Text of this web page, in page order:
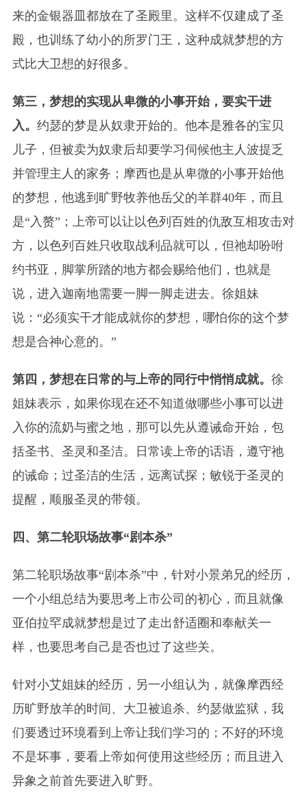
来的金银器皿都放在了圣殿里。这样不仅建成了圣
殿，也训练了幼小的所罗门王，这种成就梦想的方
式比大卫想的好很多。
第三，梦想的实现从卑微的小事开始，要实干进
入。 约瑟的梦是从奴隶开始的。他本是雅各的宝贝
儿子，但被卖为奴隶后却要学习伺候他主人波提乏
并管理主人的家务；摩西也是从卑微的小事开始他
的梦想，他逃到旷野牧养他岳父的羊群40年，而且
是“入赘”；上帝可以让以色列百姓的仇敌互相攻击对
方，以色列百姓只收取战利品就可以，但祂却吩咐
约书亚，脚掌所踏的地方都会赐给他们，也就是
说，进入迦南地需要一脚一脚走进去。徐姐妹
说：“必须实干才能成就你的梦想，哪怕你的这个梦
想是合神心意的。”
第四，梦想在日常的与上帝的同行中悄悄成就。 徐
姐妹表示，如果你现在还不知道做哪些小事可以进
入你的流奶与蜜之地，那可以先从遵诫命开始，包
括圣书、圣灵和圣洁。日常读上帝的话语，遵守祂
的诫命；过圣洁的生活，远离试探；敏锐于圣灵的
提醒，顺服圣灵的带领。
四、第二轮职场故事“剧本杀”
第二轮职场故事“剧本杀”中，针对小景弟兄的经历，
一个小组总结为要思考上市公司的初心，而且就像
亚伯拉罕成就梦想是过了走出舒适圈和奉献关一
样，也要思考自己是否也过了这些关。
针对小艾姐妹的经历，另一小组认为，就像摩西经
历旷野放羊的时间、大卫被追杀、约瑟做监狱，我
们要透过环境看到上帝让我们学习的；不好的环境
不是坏事，要看上帝如何使用这些经历；而且进入
异象之前首先要进入旷野。